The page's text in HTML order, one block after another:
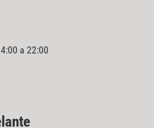
a 22:00